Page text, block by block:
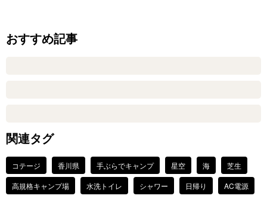
おすすめ記事
関連タグ
コテージ 香川県 手ぶらでキャンプ 星空 海
芝生
高規格キャンプ場
水洗トイレ シャワー 日帰り AC電源